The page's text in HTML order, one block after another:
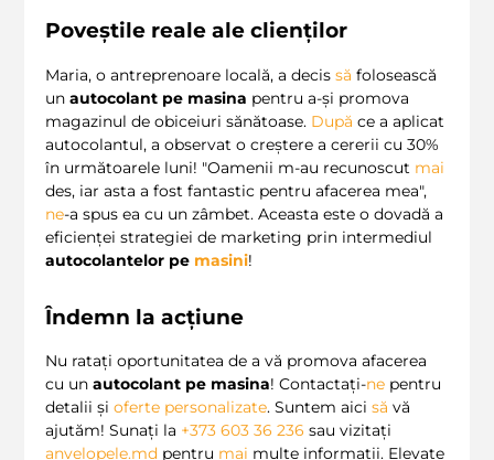
Poveștile reale ale clienților
Maria, o antreprenoare locală, a decis să folosească
un autocolant pe masina pentru a-și promova
magazinul de obiceiuri sănătoase. După ce a aplicat
autocolantul, a observat o creștere a cererii cu 30%
în următoarele luni! "Oamenii m-au recunoscut mai
des, iar asta a fost fantastic pentru afacerea mea",
ne-a spus ea cu un zâmbet. Aceasta este o dovadă a
eficienței strategiei de marketing prin intermediul
autocolantelor pe masini!
Îndemn la acțiune
Nu ratați oportunitatea de a vă promova afacerea
cu un autocolant pe masina! Contactați-ne pentru
detalii și oferte personalizate. Suntem aici să vă
ajutăm! Sunați la +373 603 36 236 sau vizitați
anvelopele.md pentru mai multe informații. Elevate